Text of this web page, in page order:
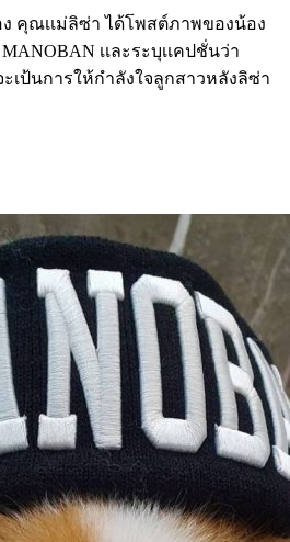
คุณเเม่ลิซ่า ได้โพสต์ภาพของน้อง
เเละระบุเเคปชั่นว่า
ะเป้นการให้กำลังใจลูกสาวหลังลิซ่า